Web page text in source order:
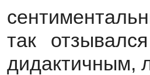
так
дидактичным,